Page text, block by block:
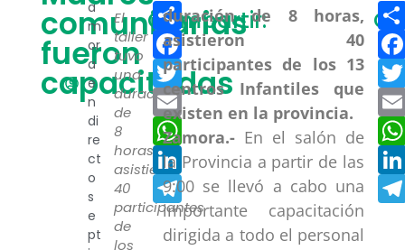
comunitarias
fueron
capacitadas
a
m
or
a
e
n
di
re
ct
o
s
e
pt
El
taller
tuvo
una
duración
de
8
horas,
asistieron
40
participantes
de
los
Compartir:
Compartir
Facebook
Twitter
Email
WhatsApp
LinkedIn
Telegram
Zamora.- En el salón de
la Provincia a partir de las
9:00 se llevó a cabo una
importante capacitación
dirigida a todo el personal